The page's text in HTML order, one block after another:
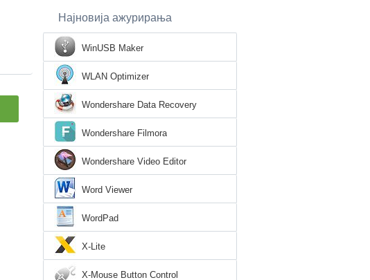
Најновија ажурирања
WinUSB Maker
WLAN Optimizer
Wondershare Data Recovery
Wondershare Filmora
Wondershare Video Editor
Word Viewer
WordPad
X-Lite
X-Mouse Button Control